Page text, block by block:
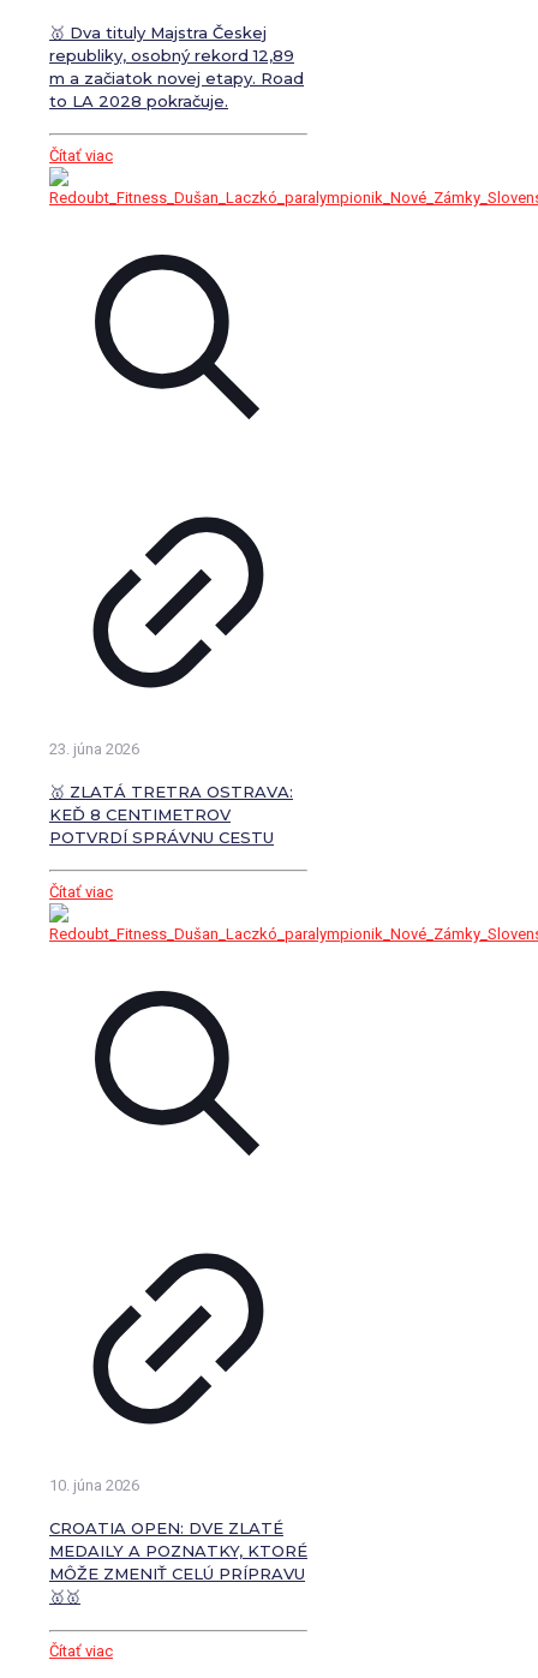
🥇 Dva tituly Majstra Českej
republiky, osobný rekord 12,89
m a začiatok novej etapy. Road
to LA 2028 pokračuje.
Čítať viac
23. júna 2026
🥇 ZLATÁ TRETRA OSTRAVA:
KEĎ 8 CENTIMETROV
POTVRDÍ SPRÁVNU CESTU
Čítať viac
10. júna 2026
CROATIA OPEN: DVE ZLATÉ
MEDAILY A POZNATKY, KTORÉ
MÔŽE ZMENIŤ CELÚ PRÍPRAVU
🥇🥇
Čítať viac